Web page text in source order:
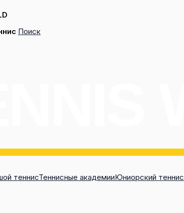
Поиск
теннисТеннисные академииЮниорский теннис